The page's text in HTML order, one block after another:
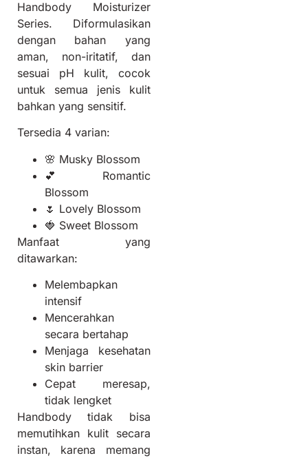
Handbody Moisturizer
Series. Diformulasikan
dengan bahan yang
aman, non-iritatif, dan
sesuai pH kulit, cocok
untuk semua jenis kulit
bahkan yang sensitif.
Tersedia 4 varian:
🌸 Musky Blossom
💕 Romantic
Blossom
🌷 Lovely Blossom
🍓 Sweet Blossom
Manfaat yang
ditawarkan:
Melembapkan
intensif
Mencerahkan
secara bertahap
Menjaga kesehatan
skin barrier
Cepat meresap,
tidak lengket
Handbody tidak bisa
memutihkan kulit secara
instan, karena memang